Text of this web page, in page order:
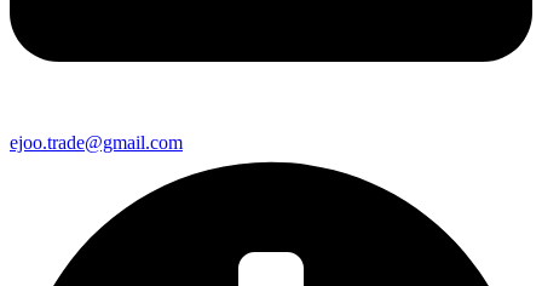
ejoo.trade@gmail.com